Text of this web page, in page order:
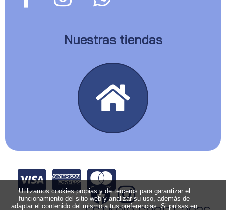
Nuestras tiendas
Utilizamos cookies propias y de terceros para garantizar el
funcionamiento del sitio web y analizar su uso, además de
adaptar el contenido del mismo a tus preferencias. Si pulsas en